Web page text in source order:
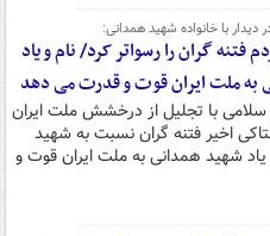
با خانواده شهید همدانی:
فتنه گران را رسواتر کرد/ نام و یاد
به ملت ایران قوت و قدرت می دهد
با تجلیل از درخشش ملت ایران
اخیر فتنه گران نسبت به شهید
شهید همدانی به ملت ایران قوت و